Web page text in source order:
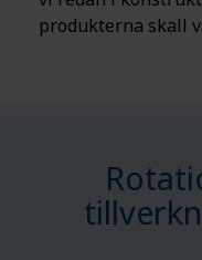
produkterna skall